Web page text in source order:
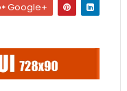
Google+